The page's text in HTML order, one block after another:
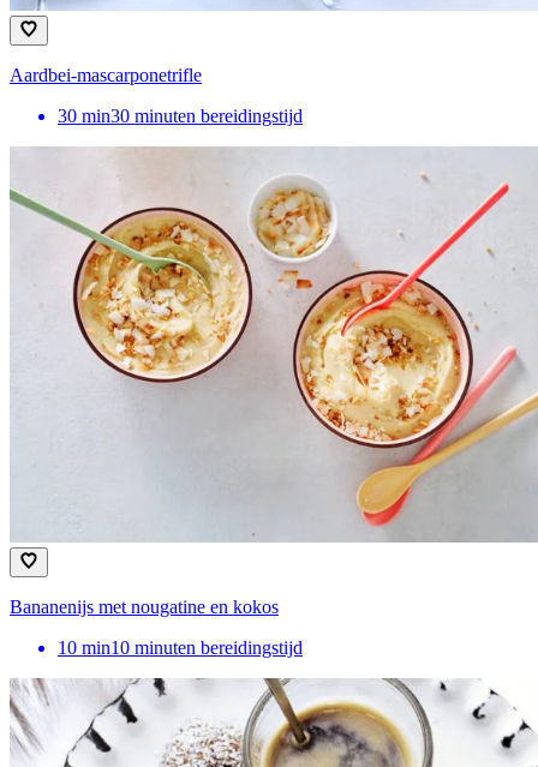
Aardbei-mascarponetrifle
30 min30 minuten bereidingstijd
Bananenijs met nougatine en kokos
10 min10 minuten bereidingstijd